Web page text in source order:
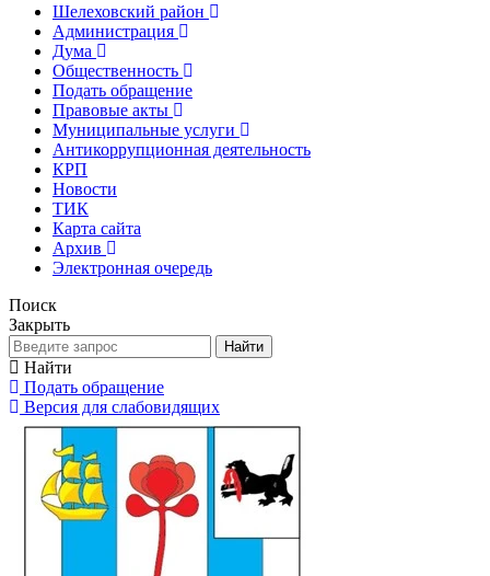
Шелеховский район
Администрация
Дума
Общественность
Подать обращение
Правовые акты
Муниципальные услуги
Антикоррупционная деятельность
КРП
Новости
ТИК
Карта сайта
Архив
Электронная очередь
Поиск
Закрыть
Найти
Найти
Подать обращение
Версия для слабовидящих